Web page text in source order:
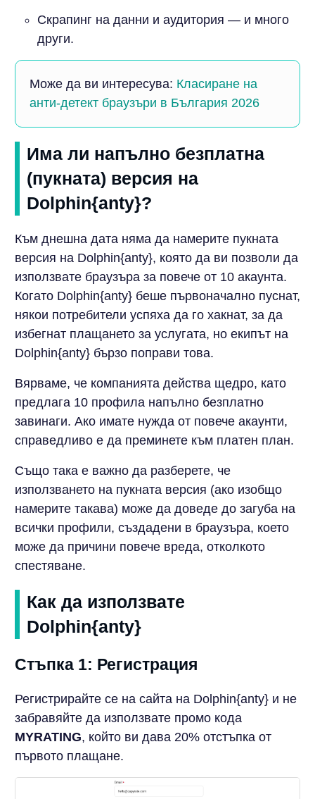
Скрапинг на данни и аудитория — и много
други.
Може да ви интересува: Класиране на
анти-детект браузъри в България 2026
Има ли напълно безплатна
(пукната) версия на
Dolphin{anty}?
Към днешна дата няма да намерите пукната
версия на Dolphin{anty}, която да ви позволи да
използвате браузъра за повече от 10 акаунта.
Когато Dolphin{anty} беше първоначално пуснат,
някои потребители успяха да го хакнат, за да
избегнат плащането за услугата, но екипът на
Dolphin{anty} бързо поправи това.
Вярваме, че компанията действа щедро, като
предлага 10 профила напълно безплатно
завинаги. Ако имате нужда от повече акаунти,
справедливо е да преминете към платен план.
Също така е важно да разберете, че
използването на пукната версия (ако изобщо
намерите такава) може да доведе до загуба на
всички профили, създадени в браузъра, което
може да причини повече вреда, отколкото
спестяване.
Как да използвате
Dolphin{anty}
Стъпка 1: Регистрация
Регистрирайте се на сайта на Dolphin{anty} и не
забравяйте да използвате промо кода
MYRATING, който ви дава 20% отстъпка от
първото плащане.